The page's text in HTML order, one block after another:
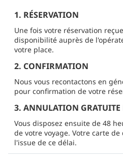
1. RÉSERVATION
Une fois votre réservation
disponibilité auprès de
votre place.
2. CONFIRMATION
Nous vous recontactons en
pour confirmation de votre
3. ANNULATION GRATUITE
Vous disposez ensuite de 48
de votre voyage. Votre carte
l'issue de ce délai.